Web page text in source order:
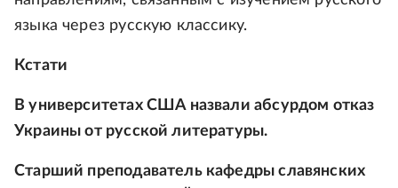
языка через русскую классику.
Кстати
В университетах США назвали абсурдом отказ
Украины от русской литературы.
Старший преподаватель кафедры славянских